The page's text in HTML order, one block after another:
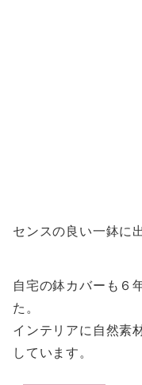
センスの良い一鉢に
自宅の鉢カバーも６
た。
インテリアに自然素
しています。